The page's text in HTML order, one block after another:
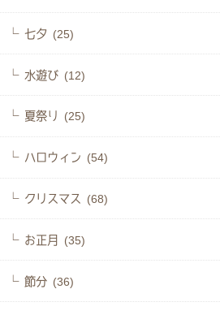
七夕 (25)
水遊び (12)
夏祭り (25)
ハロウィン (54)
クリスマス (68)
お正月 (35)
節分 (36)